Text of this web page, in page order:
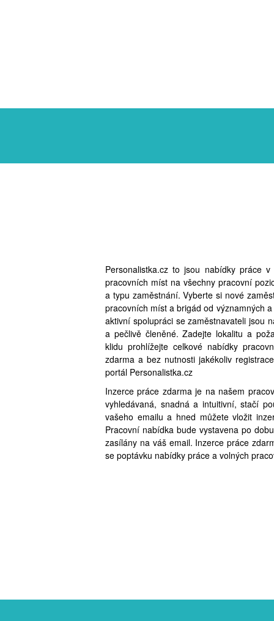
Personalistka.cz to jsou nabídky práce
pracovních míst na všechny pracovní
a typu zaměstnání. Vyberte si nové
pracovních míst a brigád od významných
aktivní spolupráci se zaměstnavateli jsou
a pečlivě členěné. Zadejte lokalitu a
klidu prohlížejte celkové nabídky
zdarma a bez nutnosti jakékoliv
portál Personalistka.cz
Inzerce práce zdarma je na našem
vyhledávaná, snadná a intuitivní, stačí
vašeho emailu a hned můžete vložit
Pracovní nabídka bude vystavena po
zasílány na váš email. Inzerce práce
se poptávku nabídky práce a volných